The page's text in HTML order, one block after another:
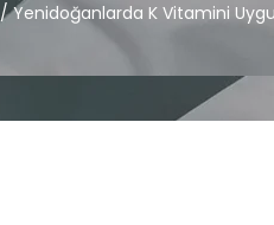
/ Yenidoğanlarda K Vitamini